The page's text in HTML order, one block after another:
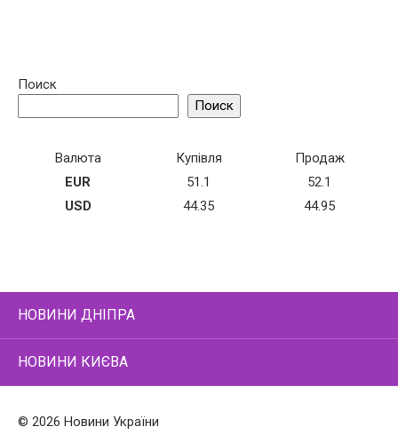
Поиск
Поиск
Валюта Купівля
Продаж
EUR
51.1
52.1
USD
44.35 44.95
НОВИНИ ДНІПРА
НОВИНИ КИЄВА
© 2026 Новини України